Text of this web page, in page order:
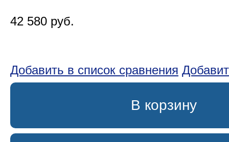
42 580 руб.
Добавить в список сравнения
В корзину